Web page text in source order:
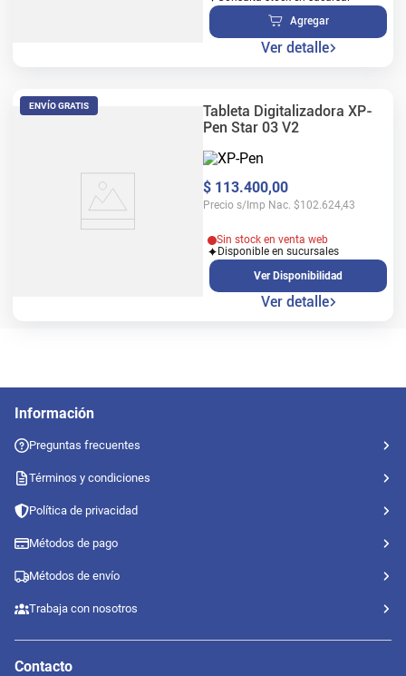
Agregar
Ver detalle
ENVÍO GRATIS
Tableta Digitalizadora XP-
Pen Star 03 V2
$ 113.400,00
Precio s/Imp Nac. $102.624,43
Sin stock en venta web
Disponible en sucursales
Ver Disponibilidad
Ver detalle
Información
Preguntas frecuentes
Términos y condiciones
Política de privacidad
Métodos de pago
Métodos de envío
Trabaja con nosotros
Contacto